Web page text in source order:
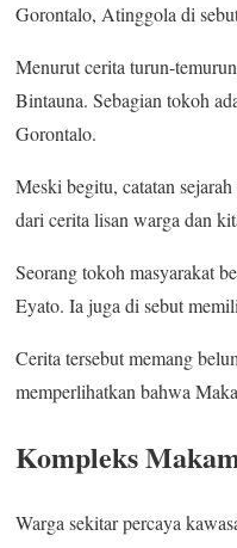
Gorontalo, Atinggola di
Menurut cerita turun-
Bintauna. Sebagian tokoh
Gorontalo.
Meski begitu, catatan
dari cerita lisan warga dan
Seorang tokoh masyarakat
Eyato. Ia juga di sebut
Cerita tersebut memang
memperlihatkan bahwa
Kompleks
Warga sekitar percaya